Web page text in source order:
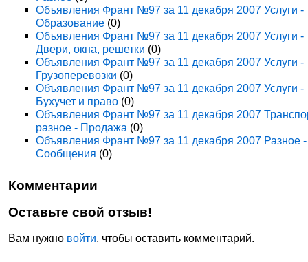
Объявления Франт №97 за 11 декабря 2007 Услуги -
Образование (0)
Объявления Франт №97 за 11 декабря 2007 Услуги -
Двери, окна, решетки (0)
Объявления Франт №97 за 11 декабря 2007 Услуги -
Грузоперевозки (0)
Объявления Франт №97 за 11 декабря 2007 Услуги -
Бухучет и право (0)
Объявления Франт №97 за 11 декабря 2007
разное - Продажа (0)
Объявления Франт №97 за 11 декабря 2007 Разное -
Сообщения (0)
Комментарии
Оставьте свой отзыв!
Вам нужно войти, чтобы оставить комментарий.